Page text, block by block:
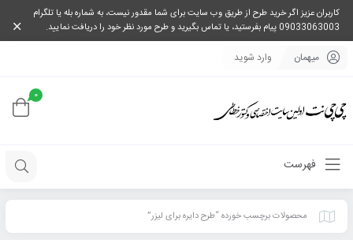
کاربران عزیز اگر خرید طرح از طریق وب سایت برای شما مقدور نیست، به شماره بله یا تلگرام
09033063003 پیام بفرستید، یا تماس بگیرید و طرح مورد نظر خود را دریافت نمایید.
میهمان وارد شوید
0
فهرست
محصولات برچسب خورده “طرح دایره برای لیزر”